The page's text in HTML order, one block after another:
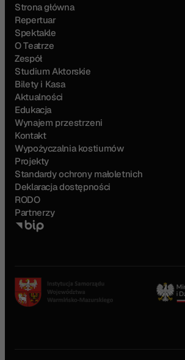
Strona główna
Repertuar
Spektakle
O Teatrze
Zespół
Studium Aktorskie
Bilety i Kasa
Aktualności
Edukacja
Wynajem przestrzeni
Kontakt
Wypożyczalnia kostiumów
Projekty
Standardy ochrony małoletnich
Deklaracja dostępności
RODO
Partnerzy